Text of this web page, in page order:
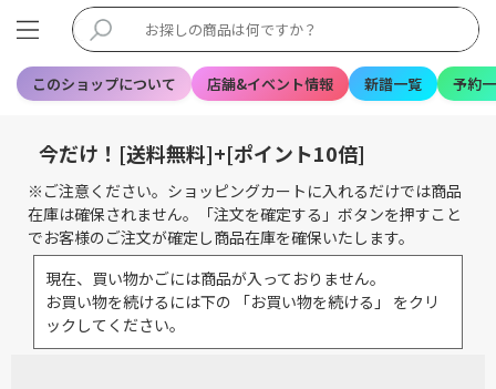
このショップについて 店舗&イベント情報 新譜一覧 予約
今だけ！[送料無料]+[ポイント10倍]
※ご注意ください。ショッピングカートに入れるだけでは商品
在庫は確保されません。「注文を確定する」ボタンを押すこと
でお客様のご注文が確定し商品在庫を確保いたします。
現在、買い物かごには商品が入っておりません。
お買い物を続けるには下の 「お買い物を続ける」 をクリ
ックしてください。